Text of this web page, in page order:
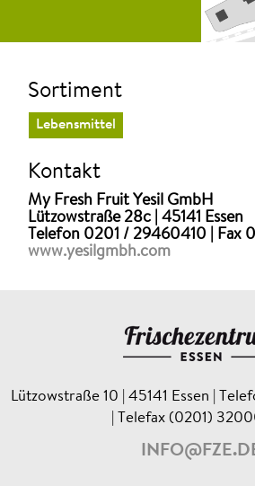
Sortiment
Lebensmittel
Kontakt
My Fresh Fruit Yesil GmbH
Lützowstraße 28c | 45141 Essen
Telefon 0201 / 29460410 | Fax
www.yesilgmbh.com
Lützowstraße 10 | 45141 Essen |
| Telefax (0201)